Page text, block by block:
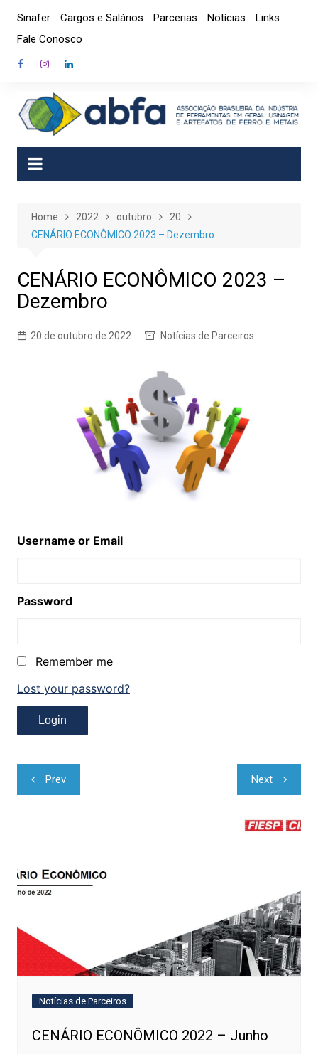
content
Sinafer Cargos e Salários Parcerias Notícias
Links
Fale Conosco
Home 2022 outubro
20
CENÁRIO ECONÔMICO 2023 – Dezembro
CENÁRIO ECONÔMICO 2023 –
Dezembro
20 de outubro de 2022 Notícias de Parceiros
Username or Email
Password
Remember me
Lost your password?
Navegação
de
Prev Next
Notícias de Parceiros
CENÁRIO ECONÔMICO 2022 – Junho